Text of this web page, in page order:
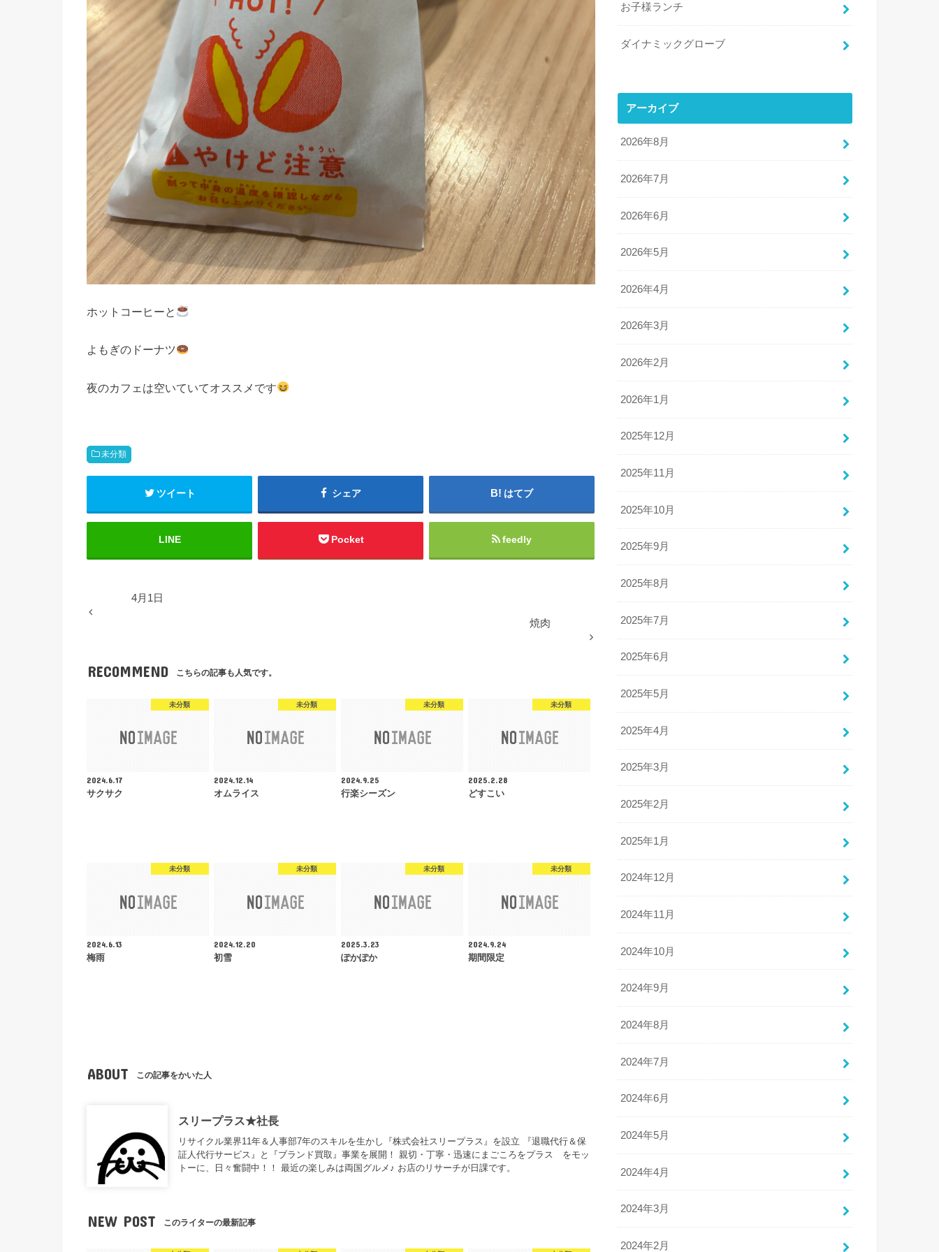
ホットコーヒーと
よもぎのドーナツ
夜のカフェは空いていてオススメです
未分類
ツイート シェア はてブ
LINE Pocket feedly
4月1日
焼肉
RECOMMEND こちらの記事も人気です。
未分類
2024.6.17
サクサク
未分類
2024.12.14
オムライス
未分類
2024.9.25
行楽シーズン
未分類
2025.2.28
どすこい
未分類
2024.6.13
梅雨
未分類
2024.12.20
初雪
未分類
2025.3.23
ぽかぽか
未分類
2024.9.24
期間限定
ABOUT この記事をかいた人
スリープラス★社長
リサイクル業界11年＆人事部7年のスキルを生かし『株式会社スリープラス』を設立 『退職代行＆保
証人代行サービス』と『ブランド買取』事業を展開！ 親切・丁寧・迅速にまごころをプラス をモッ
トーに、日々奮闘中！！ 最近の楽しみは両国グルメ♪ お店のリサーチが日課です。
NEW POST このライターの最新記事
お子様ランチ
ダイナミックグローブ
アーカイブ
2026年8月
2026年7月
2026年6月
2026年5月
2026年4月
2026年3月
2026年2月
2026年1月
2025年12月
2025年11月
2025年10月
2025年9月
2025年8月
2025年7月
2025年6月
2025年5月
2025年4月
2025年3月
2025年2月
2025年1月
2024年12月
2024年11月
2024年10月
2024年9月
2024年8月
2024年7月
2024年6月
2024年5月
2024年4月
2024年3月
2024年2月